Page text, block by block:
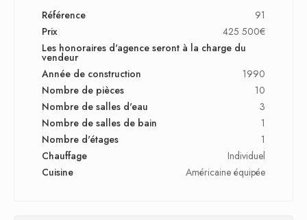
Référence
91
Prix
425 500€
Les honoraires d'agence seront à la charge du
vendeur
Année de construction
1990
Nombre de pièces
10
Nombre de salles d'eau
3
Nombre de salles de bain
1
Nombre d'étages
1
Chauffage
Individuel
Cuisine
Américaine équipée